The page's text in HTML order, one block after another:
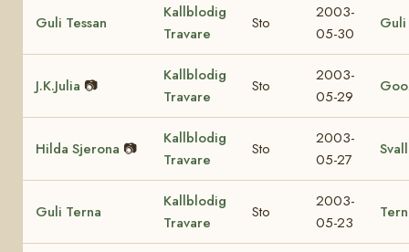
Guli Tessan
Kallblodig
Travare
Sto
2003-
05-30
J.K.Julia 📷
Kallblodig
Travare
Sto
2003-
05-29
Hilda Sjerona 📷
Kallblodig
Travare
Sto
2003-
05-27
Guli Terna
Kallblodig
Travare
Sto
2003-
05-23